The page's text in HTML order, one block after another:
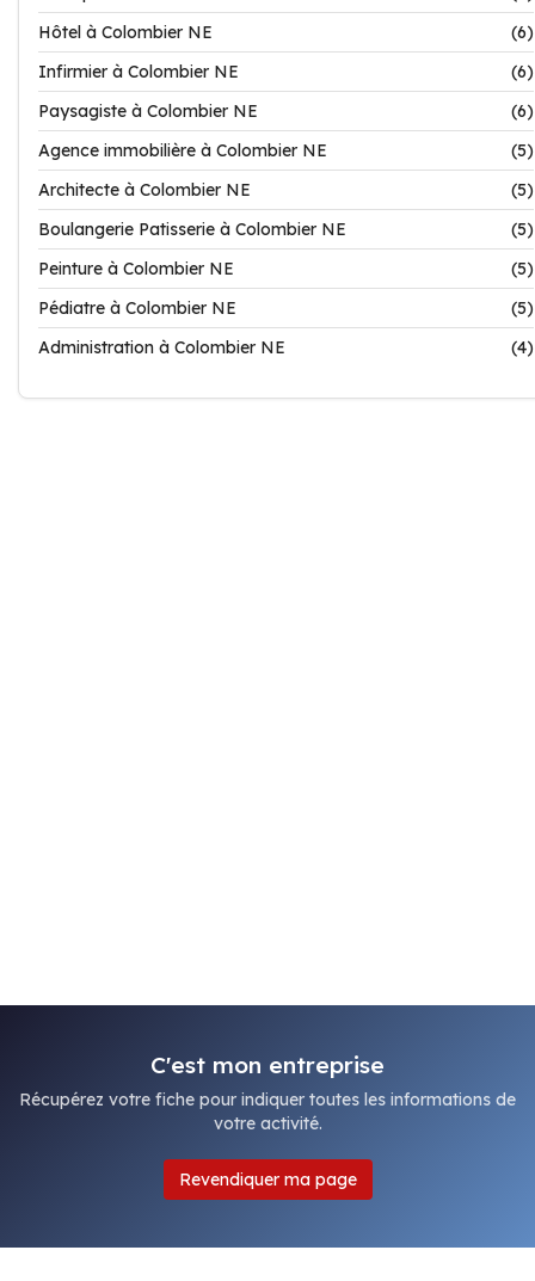
Hôtel à Colombier NE
(6)
Infirmier à Colombier NE
(6)
Paysagiste à Colombier NE
(6)
Agence immobilière à Colombier NE
(5)
Architecte à Colombier NE
(5)
Boulangerie Patisserie à Colombier NE
(5)
Peinture à Colombier NE
(5)
Pédiatre à Colombier NE
(5)
Administration à Colombier NE
(4)
C'est mon entreprise
Récupérez votre fiche pour indiquer toutes les informations de
votre activité.
Revendiquer ma page